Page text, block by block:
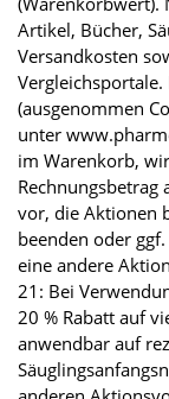
Artikel, Bücher,
Versandkosten
(ausgenommen
unter
im Warenkorb,
Rechnungsbetrag
vor, die Aktionen
beenden oder
eine andere
21: Bei
20 % Rabatt auf
anwendbar auf